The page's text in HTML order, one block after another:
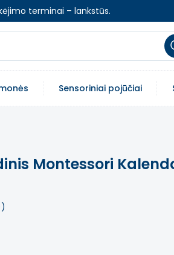
terminai – lankstūs.
Sensoriniai pojūčiai
Montessori